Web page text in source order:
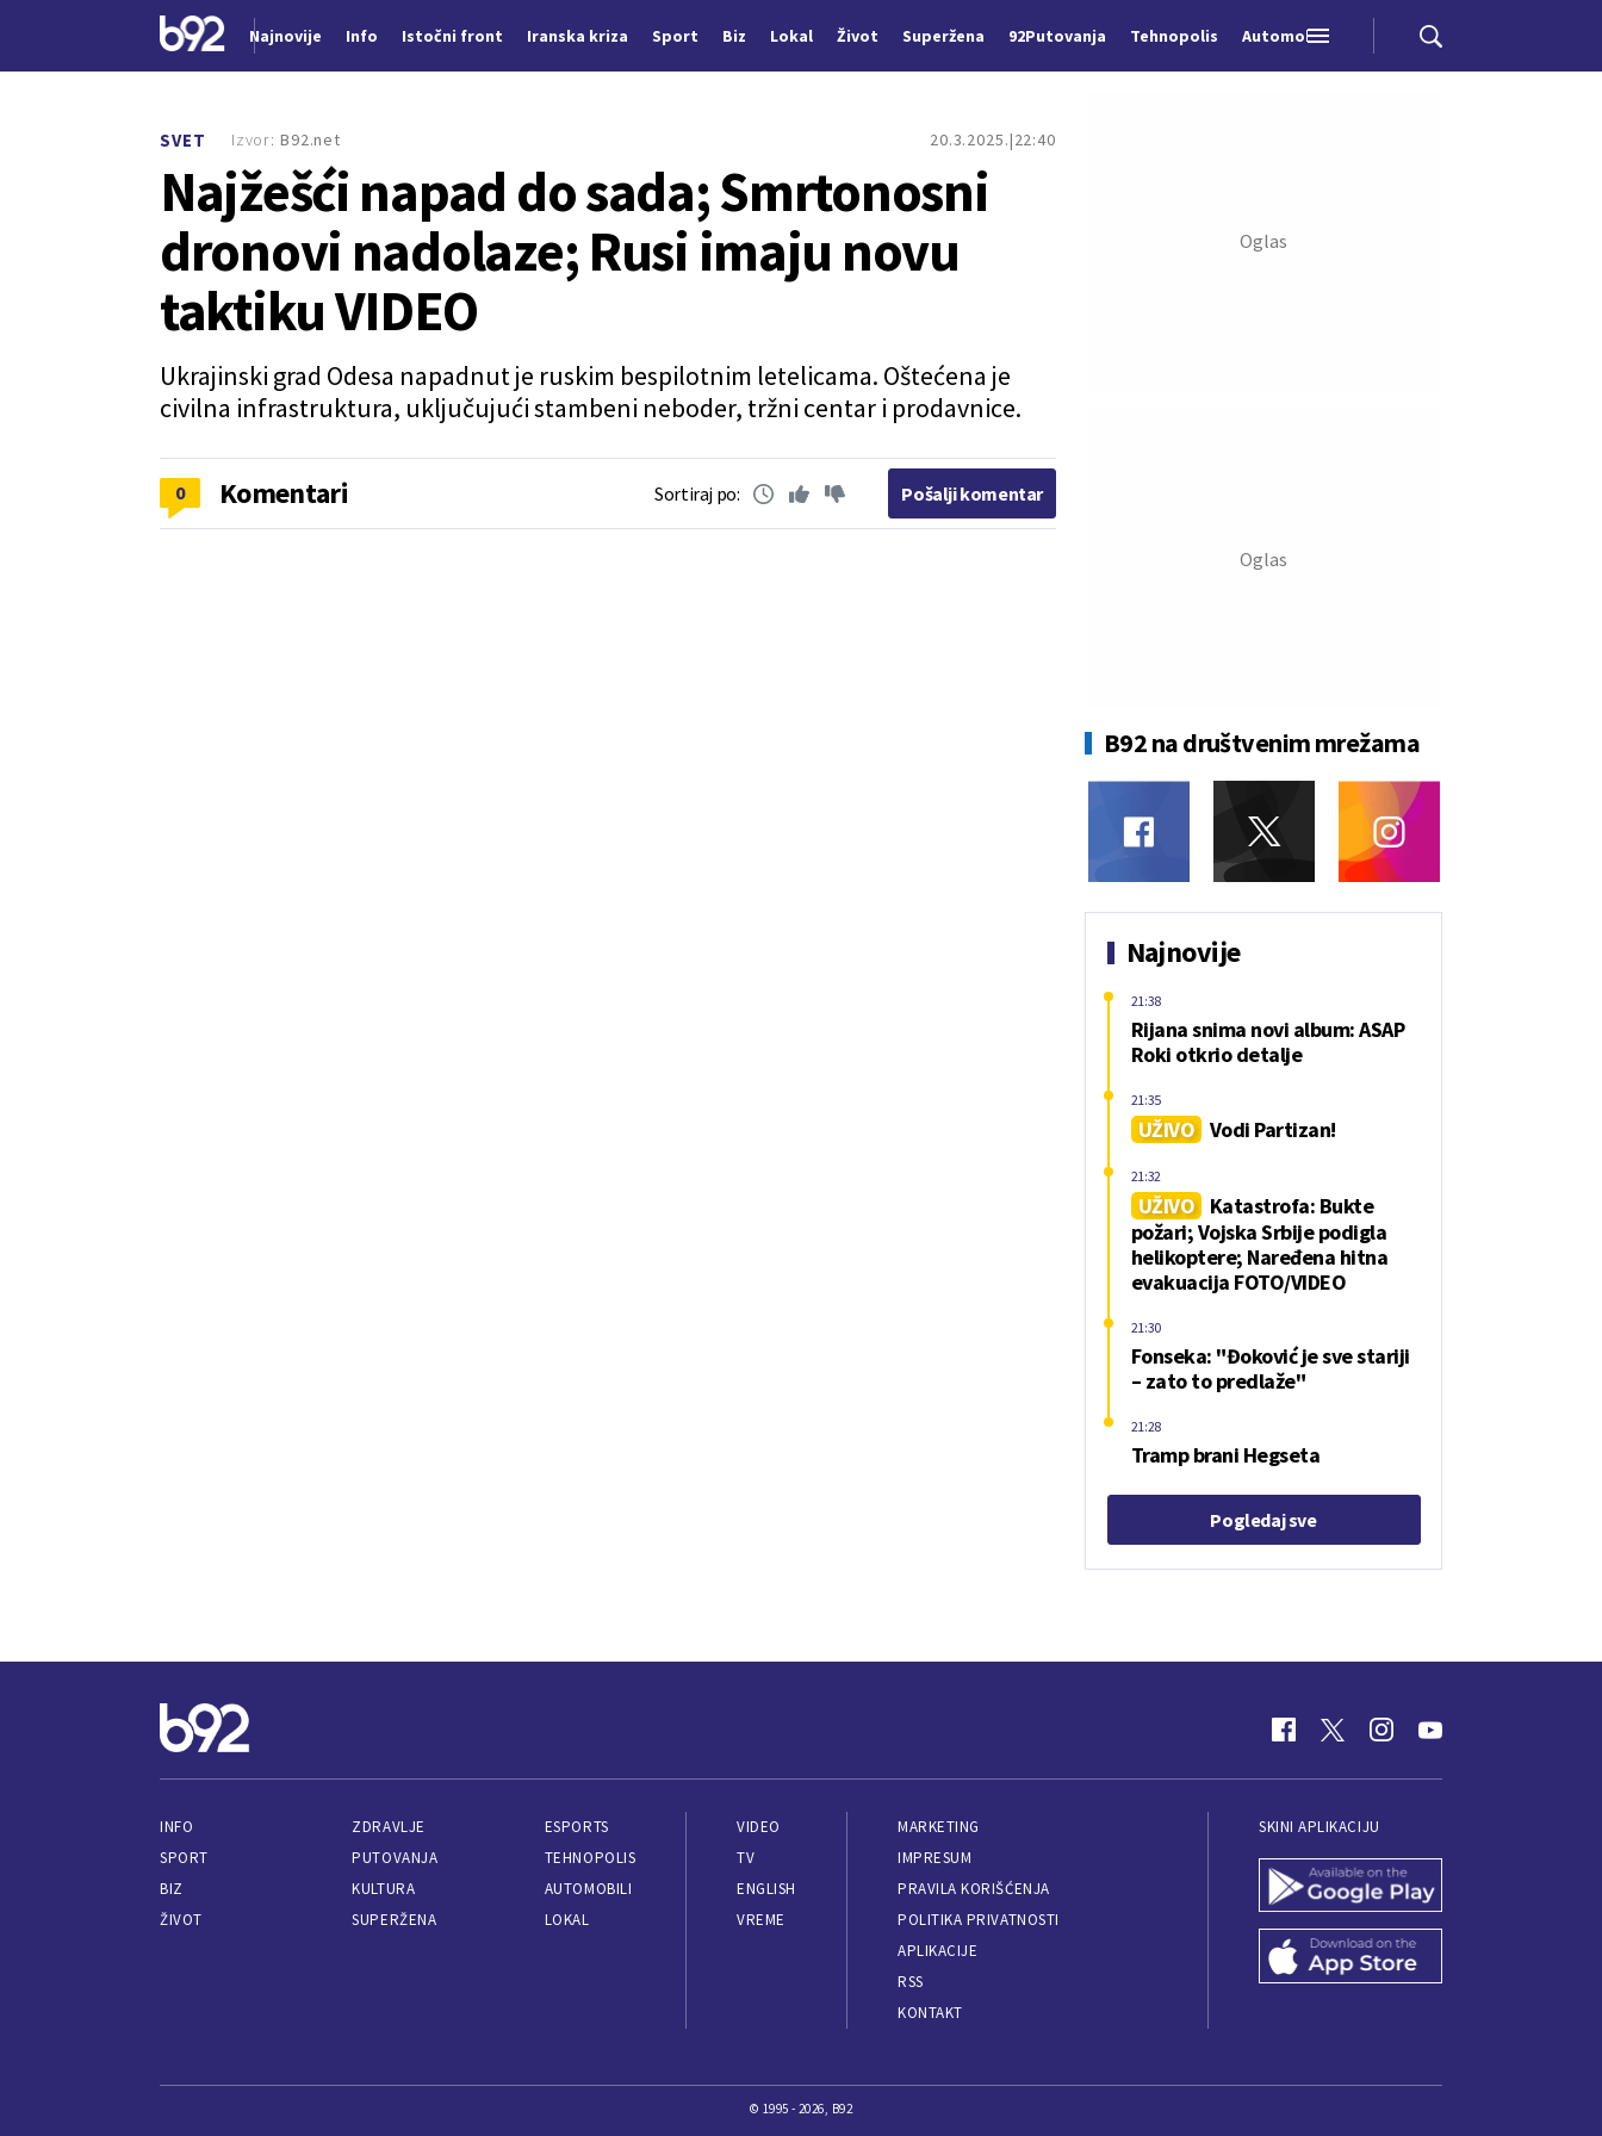
Najnovije Info Istočni front Iranska kriza Sport Biz Lokal Život Superžena 92Putovanja Tehnopolis Automobili
SVET 20.3.2025. 22:40
Najžešći napad do sada; Smrtonosni
dronovi nadolaze; Rusi imaju novu
taktiku VIDEO
Ukrajinski grad Odesa napadnut je ruskim bespilotnim letelicama. Oštećena je
civilna infrastruktura, uključujući stambeni neboder, tržni centar i prodavnice.
Izvor: B92.net
0 Komentari Sortiraj po: Pošalji komentar
B92 na društvenim mrežama
Najnovije
Rijana snima novi album: ASAP
Roki otkrio detalje
21:38
UŽIVO Vodi Partizan!
21:35
UŽIVO
Katastrofa: Bukte
požari; Vojska Srbije podigla
helikoptere; Naređena hitna
evakuacija FOTO/VIDEO
21:32
Fonseka: "Đoković je sve stariji
– zato to predlaže"
21:30
Tramp brani Hegseta
21:28
Pogledaj sve
INFO
SPORT
BIZ
ŽIVOT
ZDRAVLJE
PUTOVANJA
KULTURA
SUPERŽENA
ESPORTS
TEHNOPOLIS
AUTOMOBILI
LOKAL
VIDEO
TV
ENGLISH
VREME
MARKETING
IMPRESUM
PRAVILA KORIŠĆENJA
POLITIKA PRIVATNOSTI
APLIKACIJE
RSS
KONTAKT
SKINI APLIKACIJU
© 1995 - 2026, B92